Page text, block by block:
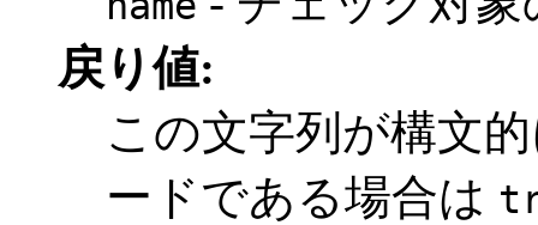
戻り値:
この文字列が構文
ードである場合は